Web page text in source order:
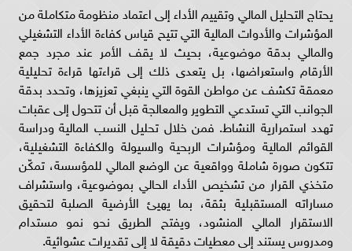
يحتاج التحليل المالي وتقييم الأداء إلى اعتماد منظومة متكاملة من
المؤشرات والأدوات المالية التي تتيح قياس كفاءة الأداء التشغيلي
والمالي بدقة موضوعية، بحيث لا يقف الأمر عند مجرد جمع
الأرقام واستعراضها، بل يتعدى ذلك إلى قراءتها قراءة تحليلية
معمقة تكشف عن مواطن القوة التي ينبغي تعزيزها، وتحدد بدقة
الجوانب التي تستدعي التطوير والمعالجة قبل أن تتحول إلى عقبات
تهدد استمرارية النشاط. فمن خلال تحليل النسب المالية ودراسة
القوائم المالية ومؤشرات الربحية والسيولة والكفاءة التشغيلية،
تتكون صورة شاملة وواقعية عن الوضع المالي للمؤسسة، تمكّن
متخذي القرار من تشخيص الأداء الحالي بموضوعية، واستشراف
مساراته المستقبلية بثقة، بما يهيئ الأرضية الصلبة لتحقيق
الاستقرار المالي المنشود، ويفتح الطريق نحو نمو مستدام
ومدروس يستند إلى معطيات دقيقة لا إلى تقديرات عشوائية.